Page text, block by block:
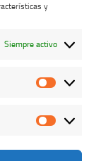
y
Siempre activo